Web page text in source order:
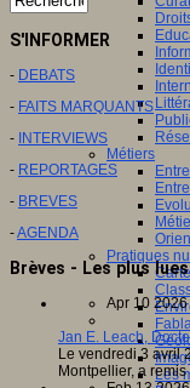
Métiers
Pratiques
Les
S'INFORMER
- DEBATS
- FAITS MARQUANTS
- INTERVIEWS
- REPORTAGES
- BREVES
-AGENDA
Brèves - Les plus lues
Apr 10 2026
Jan E. Leach,
Le vendredi 3 avril
Montpellier, a